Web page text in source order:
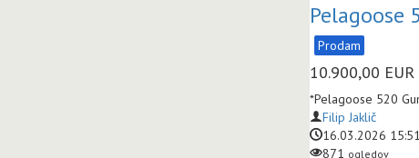
Pelagoose
Prodam
10.900,00 EUR
*Pelagoose 520
Filip Jaklič
16.03.2026 15:51
871 ogledov